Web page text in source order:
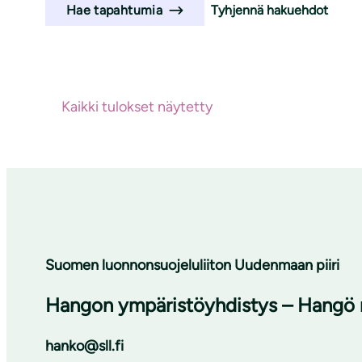
Hae tapahtumia Tyhjennä hakuehdot
Haun tulokset
Kaikki tulokset näytetty
Suomen luonnonsuojeluliiton Uudenmaan piiri
Hangon ympäristöyhdistys –
hanko@sll.fi